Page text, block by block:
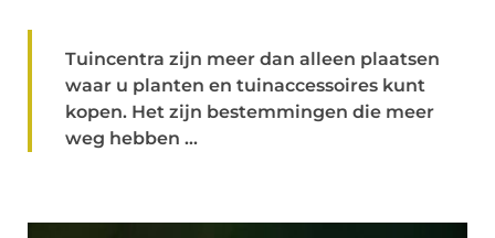
Tuincentra zijn meer dan alleen plaatsen
waar u planten en tuinaccessoires kunt
kopen. Het zijn bestemmingen die meer
weg hebben ...